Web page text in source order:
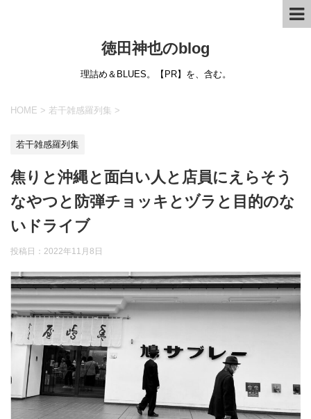
徳田神也のblog
理詰め＆BLUES。【PR】を、含む。
HOME > 若干雑感羅列集 >
若干雑感羅列集
焦りと沖縄と面白い人と店員にえらそう
なやつと防弾チョッキとヅラと目的のな
いドライブ
投稿日： 2022年11月8日